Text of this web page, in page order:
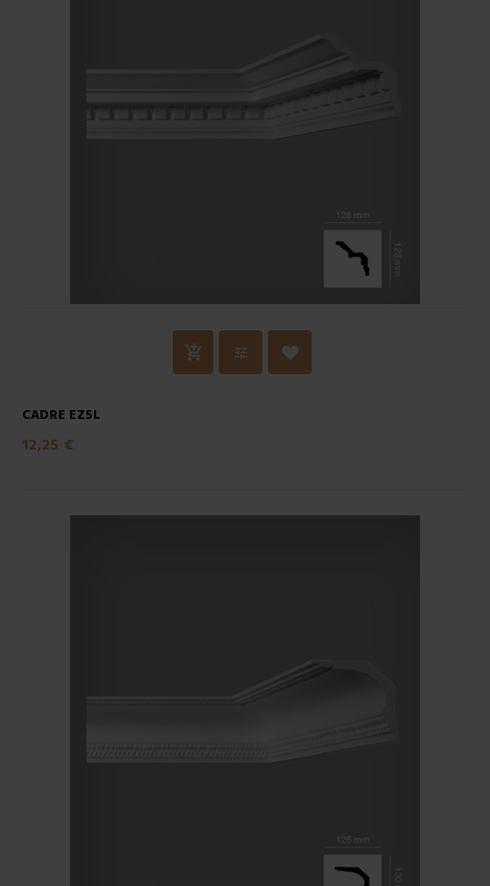
CADRE EZ5L
12,25 €